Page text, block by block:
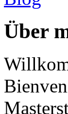
Über